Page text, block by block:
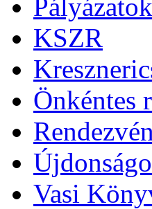
Pályázatok
KSZR
Önkéntes
Vasi